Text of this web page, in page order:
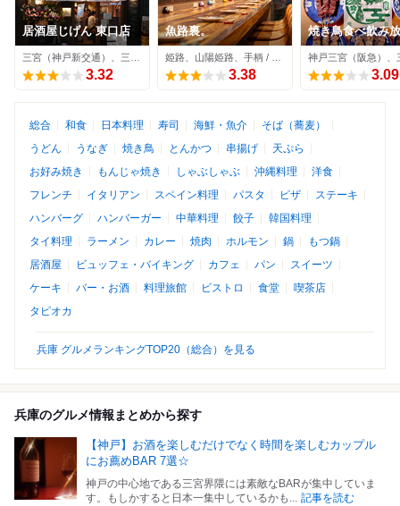
居酒屋じげん 東口店
3.32
魚路裏。
3.38
焼き鳥食べ飲み
おすすめ屋 神戸
店
3.09
総合 和食 日本料理 寿司 海鮮・魚介
そば（蕎麦）
うどん
うなぎ 焼き鳥 とんかつ 串揚げ
天ぷら
お好み焼き
もんじゃ焼き しゃぶしゃぶ 沖縄料理
洋食
フレンチ
イタリアン スペイン料理 パスタ ピザ
ステーキ
ハンバーグ
ハンバーガー 中華料理 餃子
韓国料理
タイ料理
ラーメン カレー 焼肉 ホルモン 鍋
もつ鍋
居酒屋
ビュッフェ・バイキング カフェ パン
スイーツ
ケーキ
バー・お酒 料理旅館 ビストロ 食堂
喫茶店
タピオカ
兵庫 グルメランキングTOP20（総合）を見る
兵庫のグルメ情報まとめから探す
【神戸】お酒を楽しむだけでなく時間を楽しむカップル
にお薦めBAR 7選☆
神戸の中心地である三宮界隈には素敵なBARが集中していま
す。もしかすると日本一集中しているかも... 記事を読む